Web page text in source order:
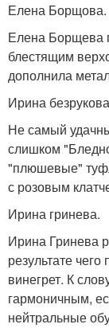
Елена Борщова.
Елена Борщева
блестящим
дополнила
Ирина
Не самый
слишком
"плюшевые"
с розовым
Ирина гринева.
Ирина Гринева
результате
винегрет. К
гармоничным,
нейтральные